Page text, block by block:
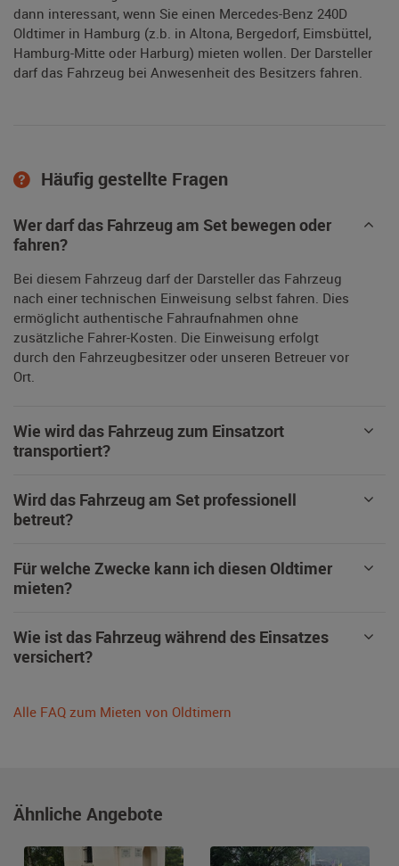
dann interessant, wenn Sie einen Mercedes-Benz 240D
Oldtimer in Hamburg (z.b. in Altona, Bergedorf, Eimsbüttel,
Hamburg-Mitte oder Harburg) mieten wollen. Der Darsteller
darf das Fahrzeug bei Anwesenheit des Besitzers fahren.
Häufig gestellte Fragen
Wer darf das Fahrzeug am Set bewegen oder
fahren?
Bei diesem Fahrzeug darf der Darsteller das Fahrzeug
nach einer technischen Einweisung selbst fahren. Dies
ermöglicht authentische Fahraufnahmen ohne
zusätzliche Fahrer-Kosten. Die Einweisung erfolgt
durch den Fahrzeugbesitzer oder unseren Betreuer vor
Ort.
Wie wird das Fahrzeug zum Einsatzort
transportiert?
Wird das Fahrzeug am Set professionell
betreut?
Für welche Zwecke kann ich diesen Oldtimer
mieten?
Wie ist das Fahrzeug während des Einsatzes
versichert?
Alle FAQ zum Mieten von Oldtimern
Ähnliche Angebote